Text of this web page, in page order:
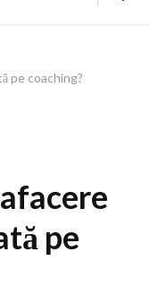
pe coaching?
pe